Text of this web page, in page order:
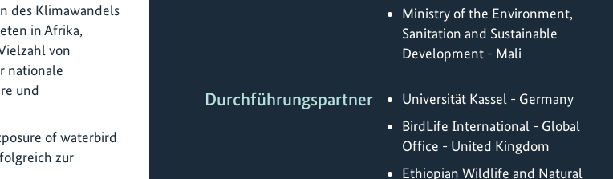
Ministry of the Environment,
Sanitation and Sustainable
Development - Mali
Durchführungspartner
Universität Kassel - Germany
BirdLife International - Global
Office - United Kingdom
Ethiopian Wildlife and Natural
des Klimawandels
in Afrika,
von
nationale
und
of waterbird
zur